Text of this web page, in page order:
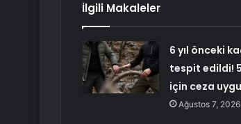
İlgili Makaleler
6 yıl önceki
tespit edildi!
için ceza
Ağustos 7, 2026